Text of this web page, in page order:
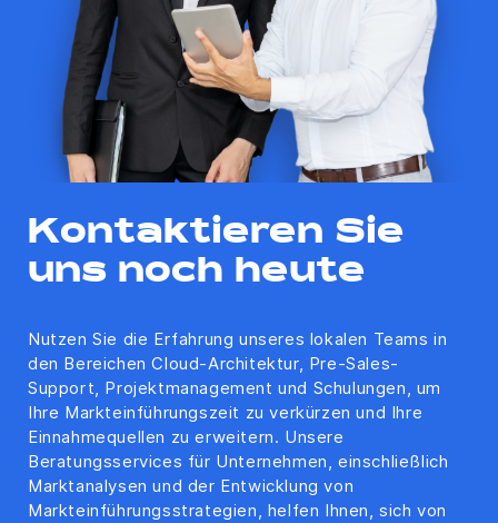
Kontaktieren Sie
uns noch heute
Nutzen Sie die Erfahrung unseres lokalen Teams in
den Bereichen Cloud-Architektur, Pre-Sales-
Support, Projektmanagement und Schulungen, um
Ihre Markteinführungszeit zu verkürzen und Ihre
Einnahmequellen zu erweitern. Unsere
Beratungsservices für Unternehmen, einschließlich
Marktanalysen und der Entwicklung von
Markteinführungsstrategien, helfen Ihnen, sich von